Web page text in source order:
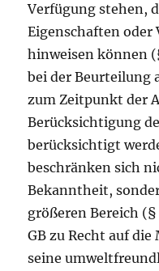
Verfügung stehen,
Eigenschaften
hinweisen können
bei der Beurteilung
zum Zeitpunkt der
Berücksichtigung
berücksichtigt
beschränken sich
Bekanntheit,
größeren Bereich
GB zu Recht auf
seine